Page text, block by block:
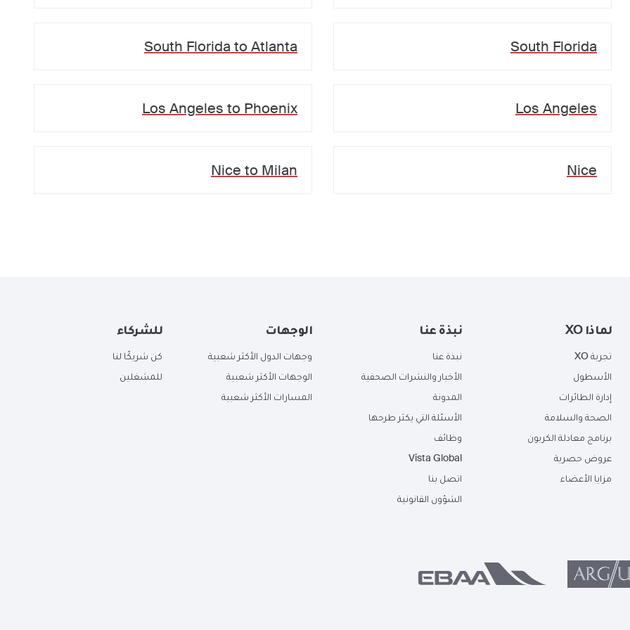
South Florida
Los Angeles
Nice
South Florida to Atlanta
Los Angeles to Phoenix
Nice to Milan
لماذا XO
تجربة XO
الأسطول
إدارة الطائرات
الصحة والسلامة
برنامج معادلة الكربون
عروض حصرية
مزايا الأعضاء
نبذة عنا
نبذة عنا
الأخبار والنشرات الصحفية
المدونة
الأسئلة التي يكثر طرحها
وظائف
Vista Global
اتصل بنا
الشؤون القانونية
الوجهات
وجهات الدول الأكثر شعبية
الوجهات الأكثر شعبية
المسارات الأكثر شعبية
للشركاء
كن شريكًا لنا
للمشغلين